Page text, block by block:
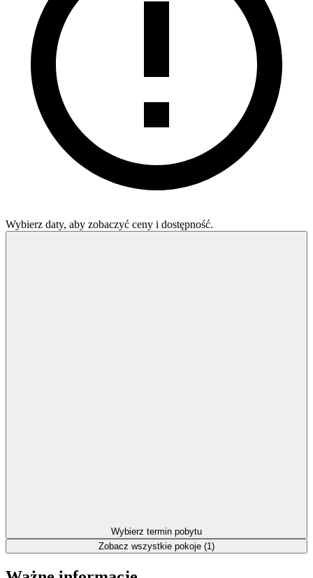
Wybierz daty, aby zobaczyć ceny i dostępność.
Wybierz termin pobytu
Zobacz wszystkie pokoje (1)